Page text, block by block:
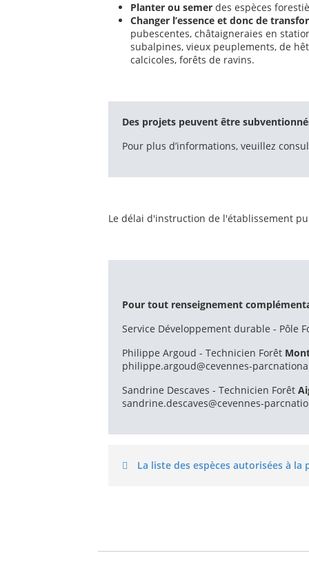
Planter ou semer des espèces
Changer l’essence et donc de
pubescentes, châtaigneraies en
subalpines, vieux peuplements, de
calcicoles, forêts de ravins.
Des projets peuvent être
Pour plus d’informations, veuillez
Le délai d'instruction de l'établissement
Pour tout renseignement
Service Développement durable - Pôle
Philippe Argoud - Technicien Forêt
philippe.argoud@cevennes-
Sandrine Descaves - Technicien Forêt
sandrine.descaves@cevennes-
La liste des espèces autorisées à